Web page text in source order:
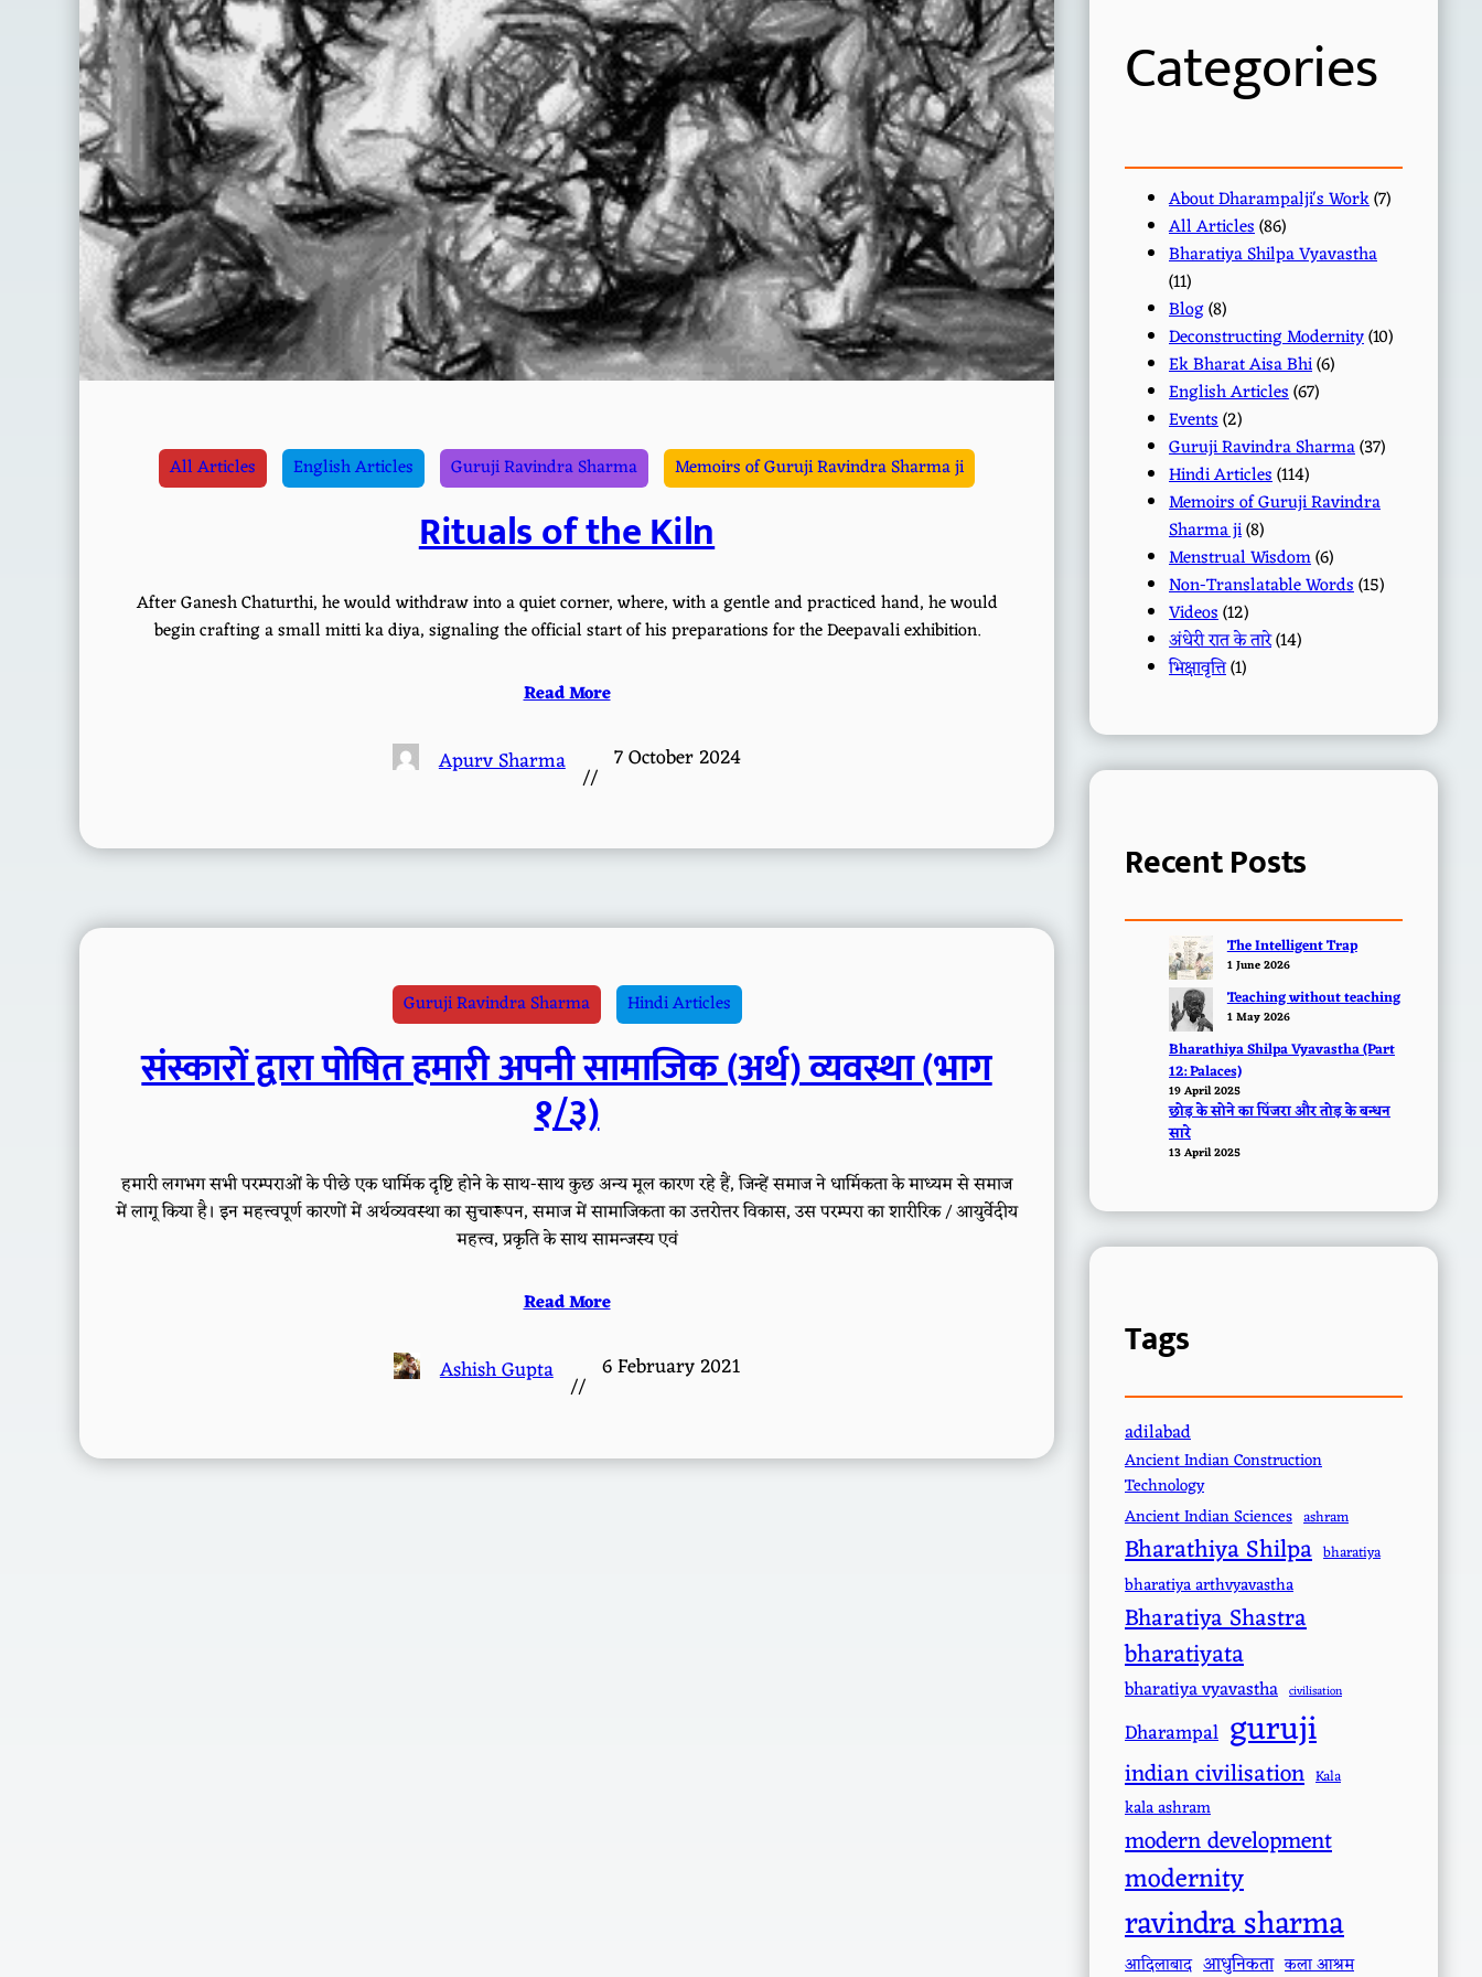
All Articles English Articles Guruji Ravindra Sharma Memoirs of Guruji Ravindra Sharma ji
Rituals of the Kiln
After Ganesh Chaturthi, he would withdraw into a quiet corner, where, with a gentle and practiced hand, he would
begin crafting a small mitti ka diya, signaling the official start of his preparations for the Deepavali exhibition.
Read More
Apurv Sharma //
7 October 2024
Guruji Ravindra Sharma Hindi Articles
संस्कारों द्वारा पोषित हमारी अपनी सामाजिक (अर्थ) व्यवस्था (भाग
१/३)
हमारी लगभग सभी परम्पराओं के पीछे एक धार्मिक दृष्टि होने के साथ-साथ कुछ अन्य मूल कारण रहे हैं, जिन्हें समाज ने धार्मिकता के माध्यम से समाज
में लागू किया है। इन महत्त्वपूर्ण कारणों में अर्थव्यवस्था का सुचारूपन, समाज में सामाजिकता का उत्तरोत्तर विकास, उस परम्परा का शारीरिक / आयुर्वेदीय
महत्त्व, प्रकृति के साथ सामन्जस्य एवं
Read More
Ashish Gupta //
6 February 2021
Categories
About Dharampalji's Work(7)
All Articles(86)
Bharatiya Shilpa Vyavastha
(11)
Blog(8)
Deconstructing Modernity(10)
Ek Bharat Aisa Bhi(6)
English Articles(67)
Events(2)
Guruji Ravindra Sharma(37)
Hindi Articles(114)
Memoirs of Guruji Ravindra
Sharma ji(8)
Menstrual Wisdom(6)
Non-Translatable Words(15)
Videos(12)
अंधेरी रात के तारे(14)
भिक्षावृत्ति(1)
Recent Posts
The Intelligent Trap
1 June 2026
Teaching without teaching
1 May 2026
Bharathiya Shilpa Vyavastha (Part
12: Palaces)
19 April 2025
छोड़ के सोने का पिंजरा और तोड़ के बन्धन
सारे
13 April 2025
Tags
adilabad
Ancient Indian Construction
Technology
Ancient Indian Sciences ashram
Bharathiya Shilpa bharatiya
bharatiya arthvyavastha
Bharatiya Shastra
bharatiyata
bharatiya vyavastha civilisation
Dharampal guruji
indian civilisation Kala
kala ashram
modern development
modernity
ravindra sharma
आदिलाबाद आधुनिकता कला आश्रम